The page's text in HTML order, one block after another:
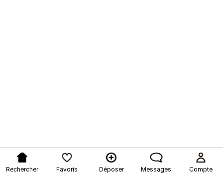
Rechercher Favoris Déposer Messages Compte